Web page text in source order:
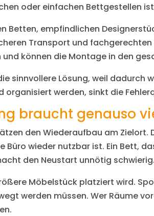
oder einfachen Bettgestellen
Betten, empfindlichen
Transport und
können die Montage in den
sinnvollere Lösung, weil dadurch
organisiert werden, sinkt die
braucht genauso
den Wiederaufbau am
Büro wieder nutzbar ist. Ein Bett,
den Neustart unnötig schwierig.
Möbelstück platziert wird.
werden müssen. Wer Räume